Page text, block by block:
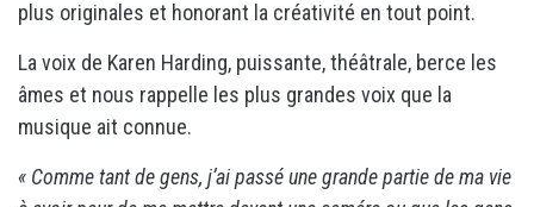
plus originales et honorant la créativité en tout point.
La voix de Karen Harding, puissante, théâtrale, berce les
âmes et nous rappelle les plus grandes voix que la
musique ait connue.
« Comme tant de gens, j’ai passé une grande partie de ma vie